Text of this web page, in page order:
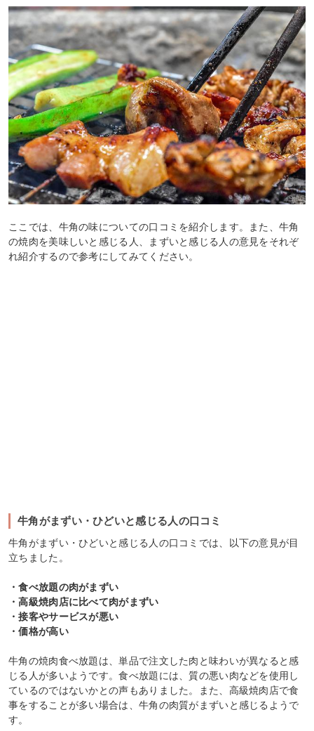
ここでは、牛角の味についての口コミを紹介します。また、牛角
の焼肉を美味しいと感じる人、まずいと感じる人の意見をそれぞ
れ紹介するので参考にしてみてください。
牛角がまずい・ひどいと感じる人の口コミ
牛角がまずい・ひどいと感じる人の口コミでは、以下の意見が目
立ちました。
・食べ放題の肉がまずい
・高級焼肉店に比べて肉がまずい
・接客やサービスが悪い
・価格が高い
牛角の焼肉食べ放題は、単品で注文した肉と味わいが異なると感
じる人が多いようです。食べ放題には、質の悪い肉などを使用し
ているのではないかとの声もありました。また、高級焼肉店で食
事をすることが多い場合は、牛角の肉質がまずいと感じるようで
す。